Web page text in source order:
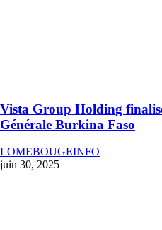
Vista Group Holding
Générale Burkina Faso
LOMEBOUGEINFO
juin 30, 2025